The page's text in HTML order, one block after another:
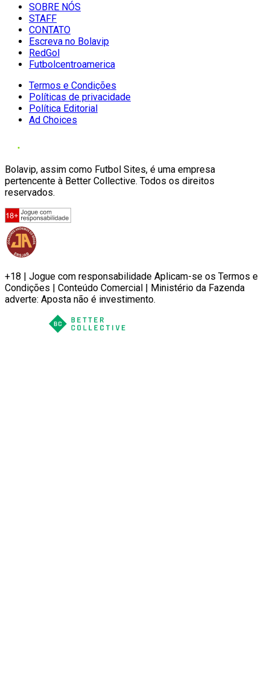
SOBRE NÓS
STAFF
CONTATO
Escreva no Bolavip
RedGol
Futbolcentroamerica
Termos e Condições
Políticas de privacidade
Política Editorial
Ad Choices
Bolavip, assim como Futbol Sites, é uma empresa
pertencente à Better Collective. Todos os direitos
reservados.
+18 | Jogue com responsabilidade Aplicam-se os Termos e
Condições | Conteúdo Comercial | Ministério da Fazenda
adverte: Aposta não é investimento.